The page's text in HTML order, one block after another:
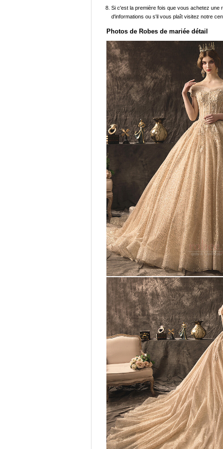
Si c'est la première fois que vous achetez
d'informations ou s'il vous plaît visitez notre
Photos de Robes de mariée détail